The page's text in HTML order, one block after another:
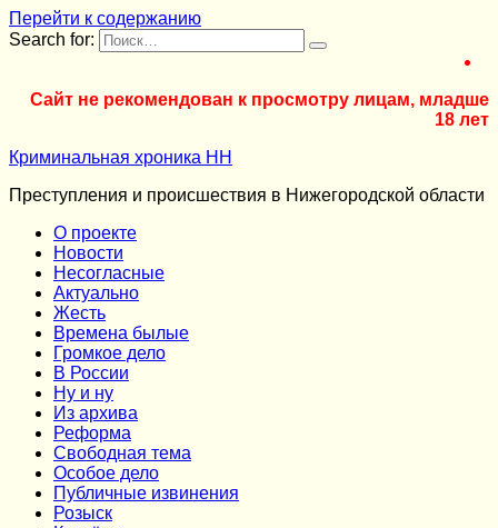
Перейти к содержанию
Search for:
Сайт не рекомендован к просмотру лицам, младше
18 лет
Криминальная хроника НН
Преступления и происшествия в Нижегородской области
О проекте
Новости
Несогласные
Актуально
Жесть
Времена былые
Громкое дело
В России
Ну и ну
Из архива
Реформа
Cвободная тема
Особое дело
Публичные извинения
Розыск